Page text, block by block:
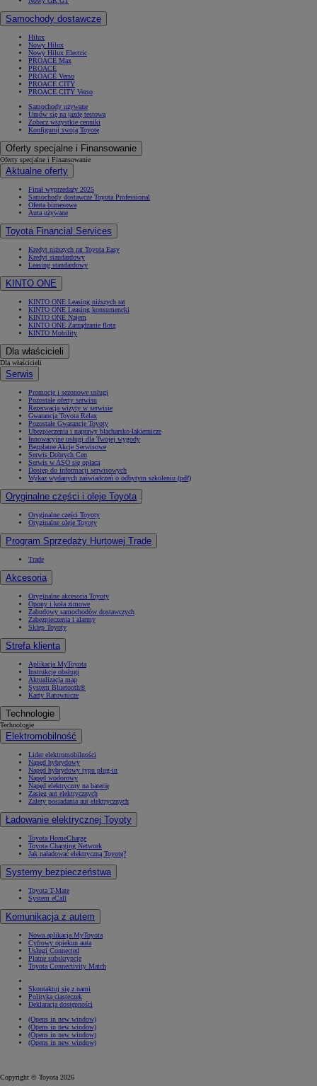
Samochody dostawcze
Hilux
Nowy Hilux
Nowy Hilux Electric
PROACE Max
PROACE
PROACE Verso
PROACE CITY
PROACE CITY Verso
Samochody używane
Umów się na jazdę testową
Zobacz wszystkie cenniki
Konfiguruj swoją Toyotę
Oferty specjalne i Finansowanie
Oferty specjalne i Finansowanie
Aktualne oferty
Finał wyprzedaży 2025
Samochody dostawcze Toyota Professional
Oferta biznesowa
Auta używane
Toyota Financial Services
Kredyt niższych rat Toyota Easy
Kredyt standardowy
Leasing standardowy
KINTO ONE
KINTO ONE Leasing niższych rat
KINTO ONE Leasing konsumencki
KINTO ONE Najem
KINTO ONE Zarządzanie flotą
KINTO Mobility
Dla właścicieli
Dla właścicieli
Serwis
Promocje i sezonowe usługi
Pozostałe oferty serwisu
Rezerwacja wizyty w serwisie
Gwarancja Toyota Relax
Pozostałe Gwarancje Toyoty
Ubezpieczenia i naprawy blacharsko-lakiernicze
Innowacyjne usługi dla Twojej wygody
Bezpłatne Akcje Serwisowe
Serwis Dobrych Cen
Serwis w ASO się opłaca
Dostęp do informacji serwisowych
Wykaz wydanych zaświadczeń o odbytym szkoleniu (pdf)
Oryginalne części i oleje Toyota
Oryginalne części Toyoty
Oryginalne oleje Toyoty
Program Sprzedaży Hurtowej Trade
Trade
Akcesoria
Oryginalne akcesoria Toyoty
Opony i koła zimowe
Zabudowy samochodów dostawczych
Zabezpieczenia i alarmy
Sklep Toyoty
Strefa klienta
Aplikacja MyToyota
Instrukcje obsługi
Aktualizacja map
System Bluetooth®
Karty Ratownicze
Technologie
Technologie
Elektromobilność
Lider elektromobilności
Napęd hybrydowy
Napęd hybrydowy typu plug-in
Napęd wodorowy
Napęd elektryczny na baterię
Zasięg aut elektrycznych
Zalety posiadania aut elektrycznych
Ładowanie elektrycznej Toyoty
Toyota HomeCharge
Toyota Charging Network
Jak naładować elektryczną Toyotę?
Systemy bezpieczeństwa
Toyota T-Mate
System eCall
Komunikacja z autem
Nowa aplikacja MyToyota
Cyfrowy opiekun auta
Usługi Connected
Płatne subskrypcje
Toyota Connectivity Match
Skontaktuj się z nami
Polityka ciasteczek
Deklaracja dostępności
(Opens in new window)
(Opens in new window)
(Opens in new window)
(Opens in new window)
Copyright © Toyota 2026